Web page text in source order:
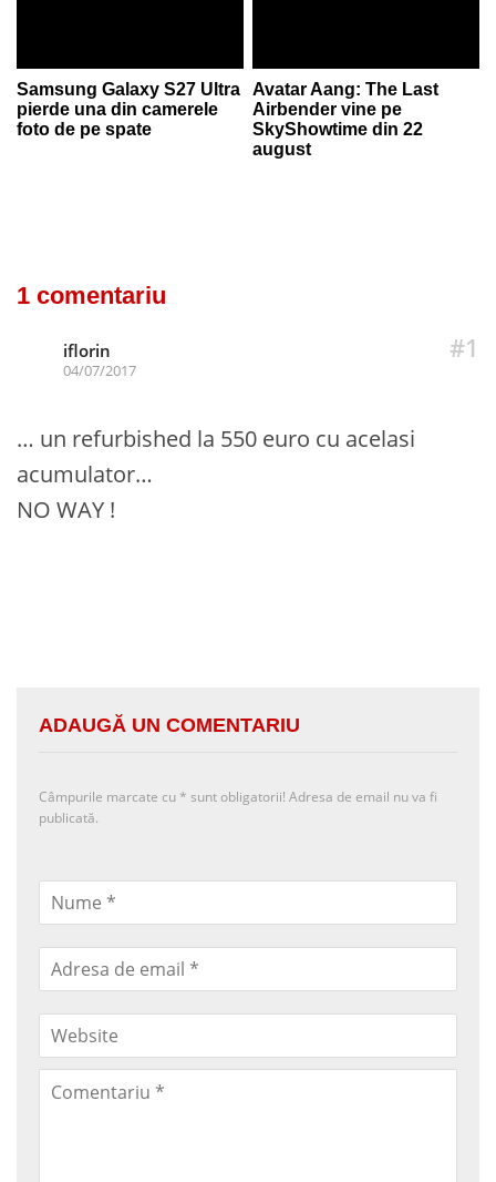
Samsung Galaxy S27 Ultra
pierde una din camerele
foto de pe spate
Avatar Aang: The Last
Airbender vine pe
SkyShowtime din 22
august
1 comentariu
#1
iflorin
04/07/2017
… un refurbished la 550 euro cu acelasi
acumulator…
NO WAY !
ADAUGĂ UN COMENTARIU
Câmpurile marcate cu * sunt obligatorii! Adresa de email nu va fi
publicată.